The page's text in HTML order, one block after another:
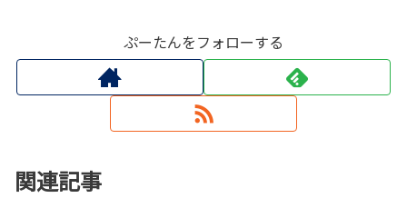
ぷーたんをフォローする
関連記事